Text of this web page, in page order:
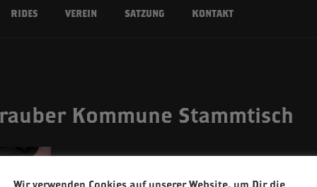
Rides Verein Satzung Kontakt
Kommune Stammtisch
Wir verwenden Cookies auf unserer Website, um Dir die